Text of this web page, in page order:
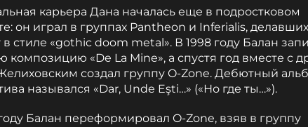
карьера Дана началась еще в подростковом
он играл в группах Pantheon и Inferialis, делавших
стиле «gothic doom metal». В 1998 году Балан
композицию «De La Mine», а спустя год вместе с
создал группу O-Zone. Дебютный
назывался «Dar, Unde Eşti…» («Но где ты…»).
Балан переформировал O-Zone, взяв в группу